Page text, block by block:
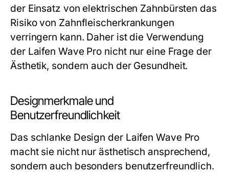
der Einsatz von elektrischen Zahnbürsten das
Risiko von Zahnfleischerkrankungen
verringern kann. Daher ist die Verwendung
der Laifen Wave Pro nicht nur eine Frage der
Ästhetik, sondern auch der Gesundheit.
Designmerkmale und
Benutzerfreundlichkeit
Das schlanke Design der Laifen Wave Pro
macht sie nicht nur ästhetisch ansprechend,
sondern auch besonders benutzerfreundlich.